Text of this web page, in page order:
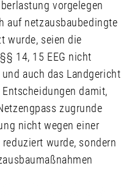
vorgelegen
auf netzausbaubedingte
wurde, seien die
14, 15 EEG nicht
und auch das Landgericht
damit,
zugrunde
nicht wegen einer
wurde, sondern